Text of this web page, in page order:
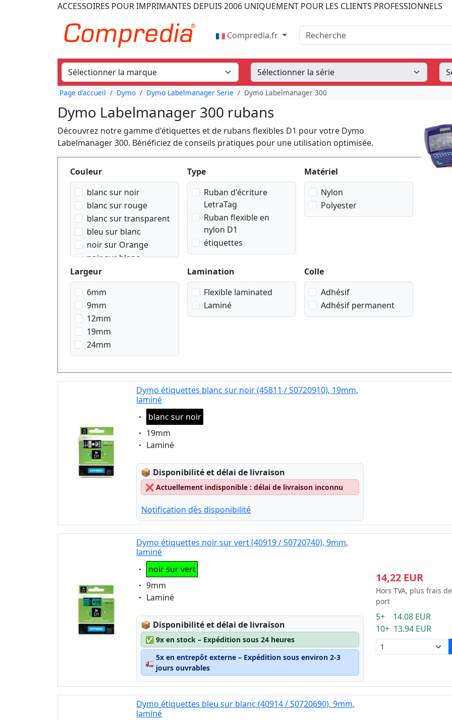
ACCESSOIRES POUR IMPRIMANTES DEPUIS 2006 UNIQUEMENT POUR LES CLIENTS PROFESSIONNELS
Compredia.fr Recherche
Page d'accueil Dymo Dymo Labelmanager Serie Dymo Labelmanager 300
Dymo Labelmanager 300 rubans
Découvrez notre gamme d'étiquettes et de rubans flexibles D1 pour votre Dymo
Labelmanager 300. Bénéficiez de conseils pratiques pour une utilisation optimisée.
Produktfilter
Couleur
blanc sur noir
blanc sur rouge
blanc sur transparent
bleu sur blanc
noir sur Orange
noir sur blanc
noir sur bleu
noir sur jaune
noir sur rouge
noir sur transparent
noir sur vert
rouge sur blanc
Type
Ruban d'écriture
LetraTag
Ruban flexible en
nylon D1
étiquettes
Matériel
Nylon
Polyester
Largeur
6mm
9mm
12mm
19mm
24mm
Lamination
Flexible laminated
Laminé
Colle
Adhésif
Adhésif permanent
Dymo étiquettes blanc sur noir (45811 / S0720910), 19mm,
laminé
Eigenschaft:
blanc sur noir
Eigenschaft:
19mm
Eigenschaft:
Laminé
📦 Lagerstatus:
Disponibilité et délai de livraison
❌ Actuellement indisponible : délai de livraison inconnu
Notification dès disponibilité
Dymo étiquettes noir sur vert (40919 / S0720740), 9mm,
laminé
Eigenschaft:
noir sur vert
Eigenschaft:
9mm
Eigenschaft:
Laminé
📦 Lagerstatus:
Disponibilité et délai de livraison
✅ 9x en stock – Expédition sous 24 heures
🚛
5x en entrepôt externe – Expédition sous environ 2-3
jours ouvrables
14,22 EUR
Hors TVA, plus frais de
port
5+ 14.08 EUR
10+ 13.94 EUR
Dymo étiquettes bleu sur blanc (40914 / S0720690), 9mm,
laminé